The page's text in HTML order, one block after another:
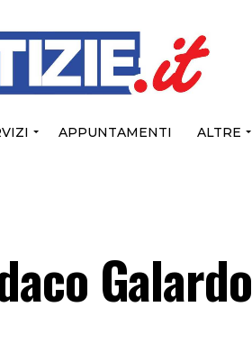
APPUNTAMENTI ALTRE
Galardo